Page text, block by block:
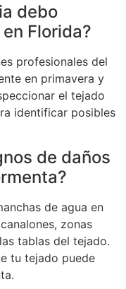
debo
Florida?
profesionales del
en primavera y
el tejado
identificar posibles
de daños
de agua en
zonas
tablas del tejado.
tu tejado puede